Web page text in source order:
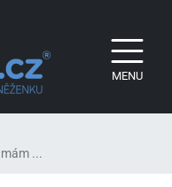
MENU
...